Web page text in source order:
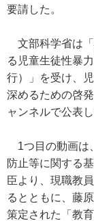
要請した。
文部科学省は
る児童生徒性暴
行）」を受け、
深めるための啓
ャンネルで公表し
1つ目の動画は
防止等に関する
臣より、現職教
るとともに、藤
策定された「教